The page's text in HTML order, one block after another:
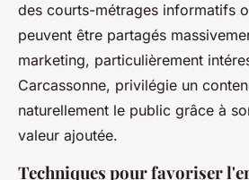
des courts-métrages informatifs
peuvent être partagés
marketing, particulièrement
Carcassonne, privilégie un
naturellement le public grâce à
valeur ajoutée.
Techniques pour favoriser